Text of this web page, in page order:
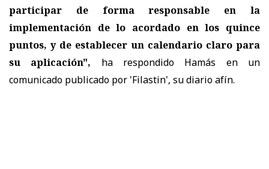
participar de forma responsable en la
implementación de lo acordado en los quince
puntos, y de establecer un calendario claro para
su aplicación", ha respondido Hamás en un
comunicado publicado por 'Filastin', su diario afín.